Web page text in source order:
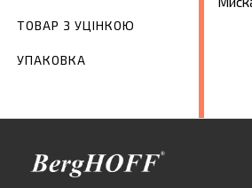
ТОВАР З УЦІНКОЮ
УПАКОВКА